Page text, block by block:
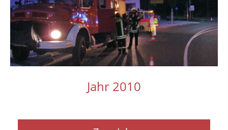
Jahr 2010